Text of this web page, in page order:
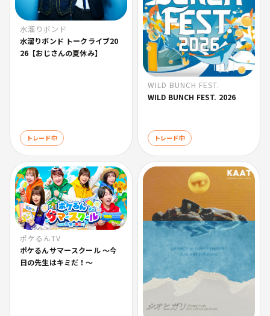
水溜りボンド
水溜りボンド トークライブ20
26【おじさんの夏休み】
トレード中
WILD BUNCH FEST.
WILD BUNCH FEST. 2026
トレード中
ポケるんTV
ポケるんサマースクール 〜今
日の先生はキミだ！〜